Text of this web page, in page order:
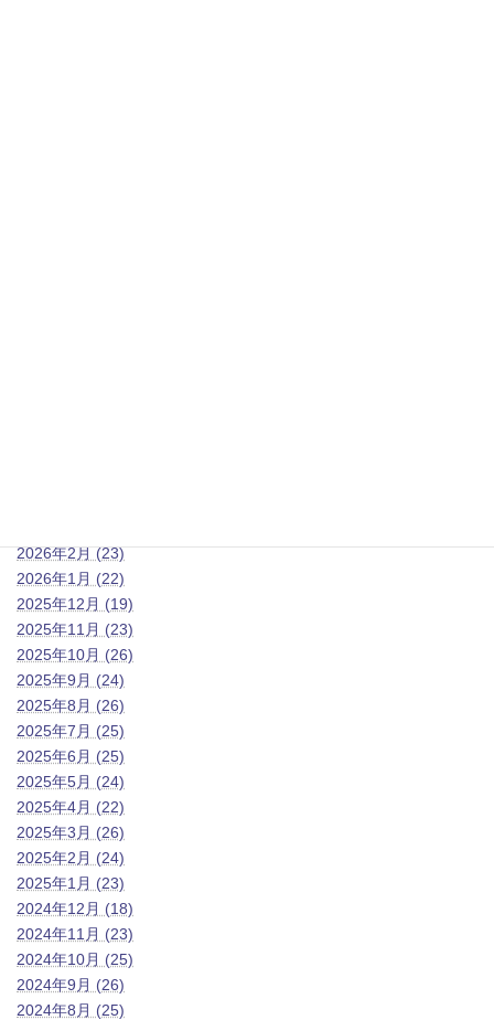
2026年2月 (23)
2026年1月 (22)
2025年12月 (19)
2025年11月 (23)
2025年10月 (26)
2025年9月 (24)
2025年8月 (26)
2025年7月 (25)
2025年6月 (25)
2025年5月 (24)
2025年4月 (22)
2025年3月 (26)
2025年2月 (24)
2025年1月 (23)
2024年12月 (18)
2024年11月 (23)
2024年10月 (25)
2024年9月 (26)
2024年8月 (25)